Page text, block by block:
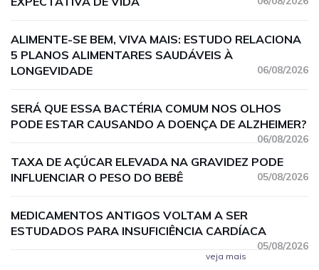
ALIMENTE-SE BEM, VIVA MAIS: ESTUDO RELACIONA
5 PLANOS ALIMENTARES SAUDÁVEIS À
LONGEVIDADE
06/08/2026
SERÁ QUE ESSA BACTÉRIA COMUM NOS OLHOS
PODE ESTAR CAUSANDO A DOENÇA DE ALZHEIMER?
06/08/2026
TAXA DE AÇÚCAR ELEVADA NA GRAVIDEZ PODE
INFLUENCIAR O PESO DO BEBÊ
05/08/2026
MEDICAMENTOS ANTIGOS VOLTAM A SER
ESTUDADOS PARA INSUFICIÊNCIA CARDÍACA
05/08/2026
veja mais